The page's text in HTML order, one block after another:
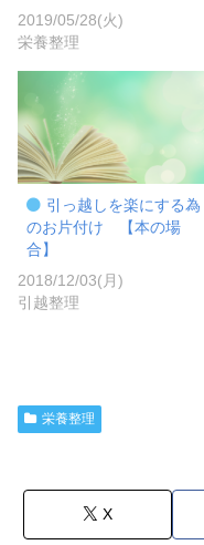
2019/05/28(火)
栄養整理
引っ越しを楽にする為
のお片付け 【本の場
合】
2018/12/03(月)
引越整理
栄養整理
X